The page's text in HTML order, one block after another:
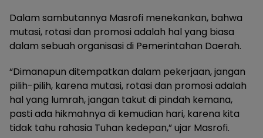
Dalam sambutannya Masrofi menekankan, bahwa
mutasi, rotasi dan promosi adalah hal yang biasa
dalam sebuah organisasi di Pemerintahan Daerah.
“Dimanapun ditempatkan dalam pekerjaan, jangan
pilih-pilih, karena mutasi, rotasi dan promosi adalah
hal yang lumrah, jangan takut di pindah kemana,
pasti ada hikmahnya di kemudian hari, karena kita
tidak tahu rahasia Tuhan kedepan,” ujar Masrofi.